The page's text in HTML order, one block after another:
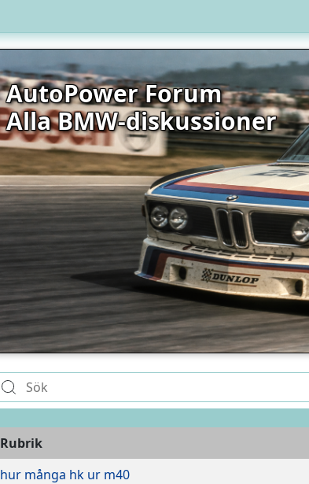
AutoPower Forum
Alla BMW-diskussioner
Rubrik
hur många hk ur m40